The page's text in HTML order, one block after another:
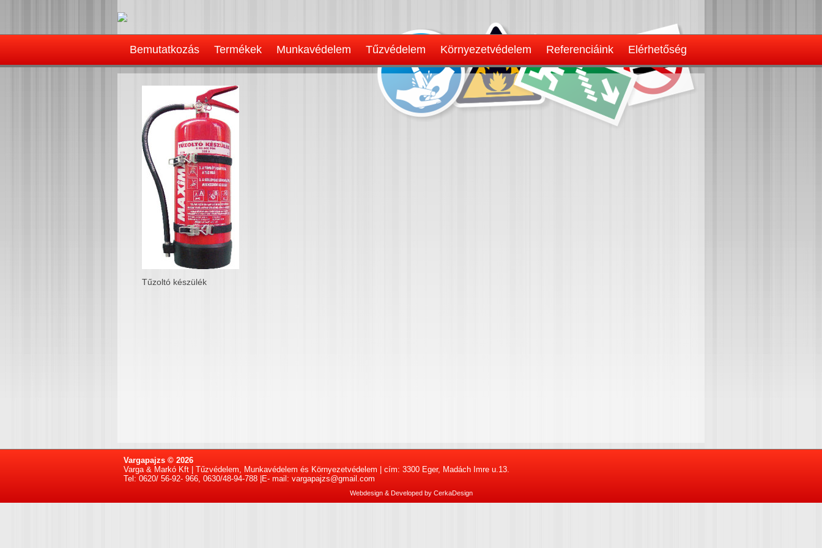
Bemutatkozás Termékek Munkavédelem Tűzvédelem Környezetvédelem Referenciáink Elérhetőség
Tűzoltó készülék
Vargapajzs © 2026
Varga & Markó Kft | Tűzvédelem, Munkavédelem és Környezetvédelem | cím: 3300 Eger, Madách Imre u.13.
Tel: 0620/ 56-92- 966, 0630/48-94-788 |E- mail: vargapajzs@gmail.com
Webdesign & Developed by CerkaDesign